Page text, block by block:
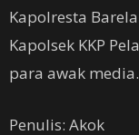
Kapolresta
Kapolsek KKP
para awak media.
Penulis: Akok